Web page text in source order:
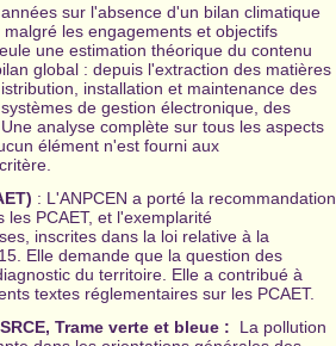
sur l'absence d'un bilan climatique
les engagements et objectifs
une estimation théorique du contenu
global : depuis l'extraction des matières
installation et maintenance des
de gestion électronique, des
analyse complète sur tous les aspects
élément n'est fourni aux
: L'ANPCEN a porté la recommandation
PCAET, et l'exemplarité
inscrites dans la loi relative à la
Elle demande que la question des
du territoire. Elle a contribué à
textes réglementaires sur les PCAET.
Trame verte et bleue :
La pollution